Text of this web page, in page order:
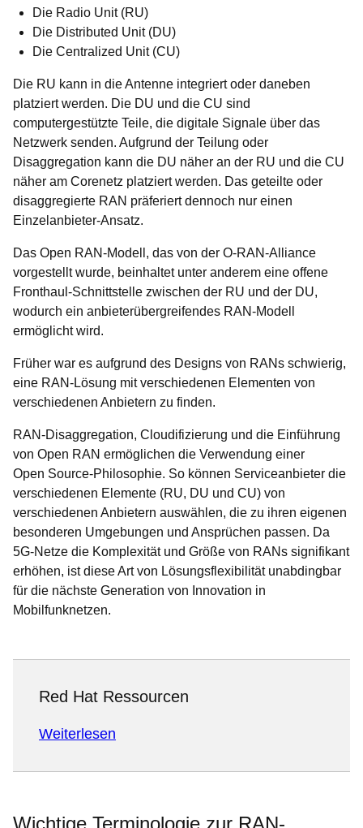
Die Radio Unit (RU)
Die Distributed Unit (DU)
Die Centralized Unit (CU)
Die RU kann in die Antenne integriert oder daneben
platziert werden. Die DU und die CU sind
computergestützte Teile, die digitale Signale über das
Netzwerk senden. Aufgrund der Teilung oder
Disaggregation kann die DU näher an der RU und die CU
näher am Corenetz platziert werden. Das geteilte oder
disaggregierte RAN präferiert dennoch nur einen
Einzelanbieter-Ansatz.
Das Open RAN-Modell, das von der O-RAN-Alliance
vorgestellt wurde, beinhaltet unter anderem eine offene
Fronthaul-Schnittstelle zwischen der RU und der DU,
wodurch ein anbieterübergreifendes RAN-Modell
ermöglicht wird.
Früher war es aufgrund des Designs von RANs schwierig,
eine RAN-Lösung mit verschiedenen Elementen von
verschiedenen Anbietern zu finden.
RAN-Disaggregation, Cloudifizierung und die Einführung
von Open RAN ermöglichen die Verwendung einer
Open Source-Philosophie. So können Serviceanbieter die
verschiedenen Elemente (RU, DU und CU) von
verschiedenen Anbietern auswählen, die zu ihren eigenen
besonderen Umgebungen und Ansprüchen passen. Da
5G-Netze die Komplexität und Größe von RANs signifikant
erhöhen, ist diese Art von Lösungsflexibilität unabdingbar
für die nächste Generation von Innovation in
Mobilfunknetzen.
Red Hat Ressourcen
Weiterlesen
Wichtige Terminologie zur RAN-